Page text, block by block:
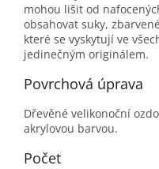
mohou lišit od
obsahovat suky,
které se vyskytují ve
jedinečným originálem.
Povrchová úprava
Dřevěné velikonoční
akrylovou barvou.
Počet